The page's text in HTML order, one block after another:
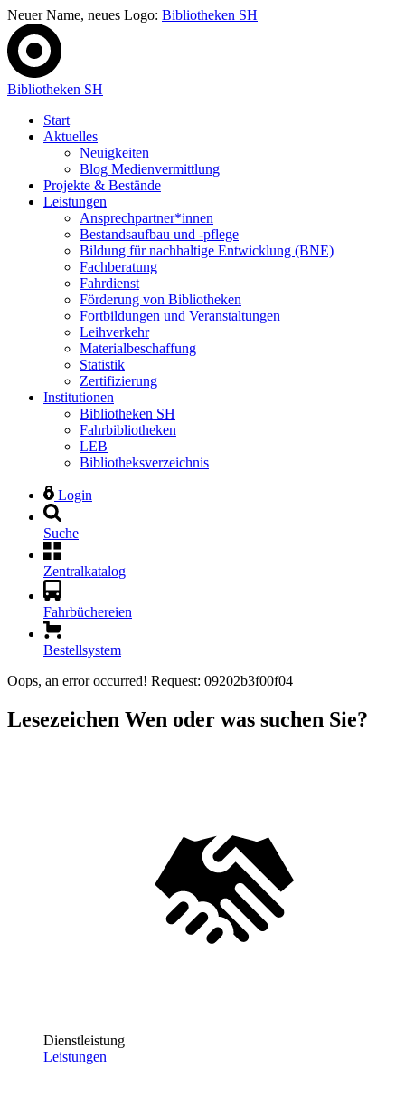
Neuer Name, neues Logo: Bibliotheken SH
Bibliotheken SH
Start
Aktuelles
Neuigkeiten
Blog Medienvermittlung
Projekte & Bestände
Leistungen
Ansprechpartner*innen
Bestandsaufbau und -pflege
Bildung für nachhaltige Entwicklung (BNE)
Fachberatung
Fahrdienst
Förderung von Bibliotheken
Fortbildungen und Veranstaltungen
Leihverkehr
Materialbeschaffung
Statistik
Zertifizierung
Institutionen
Bibliotheken SH
Fahrbibliotheken
LEB
Bibliotheksverzeichnis
Login
Suche
Zentralkatalog
Fahrbüchereien
Bestellsystem
Oops, an error occurred! Request: 09202b3f00f04
Lesezeichen Wen oder was suchen Sie?
Dienstleistung
Leistungen